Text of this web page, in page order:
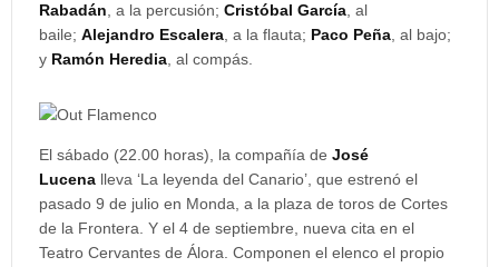
Rabadán , a la percusión; Cristóbal García , al
baile; Alejandro Escalera , a la flauta; Paco Peña , al bajo;
y Ramón Heredia , al compás.
El sábado (22.00 horas), la compañía de José
Lucena lleva ‘La leyenda del Canario’, que estrenó el
pasado 9 de julio en Monda, a la plaza de toros de Cortes
de la Frontera. Y el 4 de septiembre, nueva cita en el
Teatro Cervantes de Álora. Componen el elenco el propio